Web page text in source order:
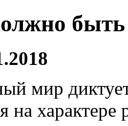
быть
мир
на